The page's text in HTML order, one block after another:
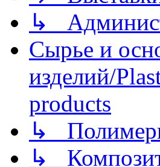
↳
Сырье и
изделий/
products
↳
↳